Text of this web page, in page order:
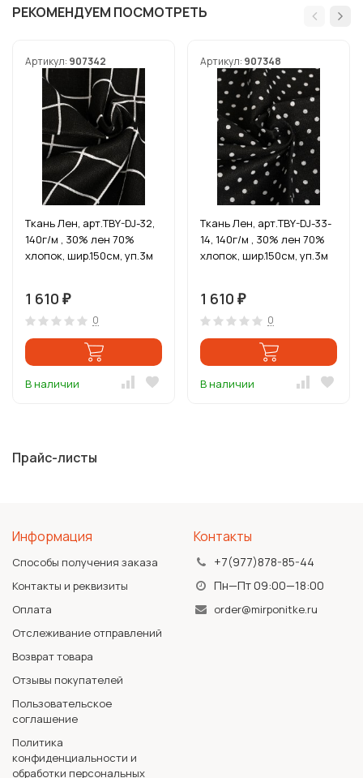
РЕКОМЕНДУЕМ ПОСМОТРЕТЬ
Артикул: 907342
Ткань Лен, арт.TBY-DJ-32,
140г/м , 30% лен 70%
хлопок, шир.150см, уп.3м
1 610 ₽
0
В наличии
Артикул: 907348
Ткань Лен, арт.TBY-DJ-33-
14, 140г/м , 30% лен 70%
хлопок, шир.150см, уп.3м
1 610 ₽
0
В наличии
Прайс-листы
Информация
Способы получения заказа
Контакты и реквизиты
Оплата
Отслеживание отправлений
Возврат товара
Отзывы покупателей
Пользовательское
соглашение
Политика
конфиденциальности и
обработки персональных
Контакты
+7(977)878-85-44
Пн—Пт 09:00—18:00
order@mirponitke.ru